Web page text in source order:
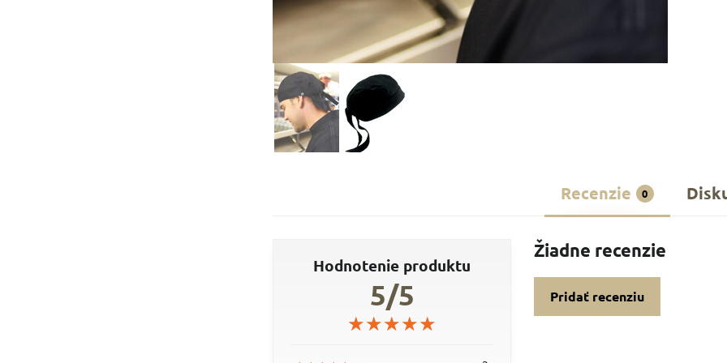
Recenzie 0
Hodnotenie produktu
5/5
★★★★★
★★★★★
★★★★★
Žiadne recenzie
Pridať recenziu